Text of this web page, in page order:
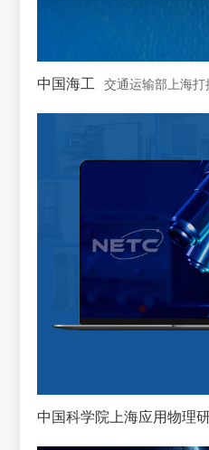
中国海工 交通运输部上海
中国科学院上海应用物理